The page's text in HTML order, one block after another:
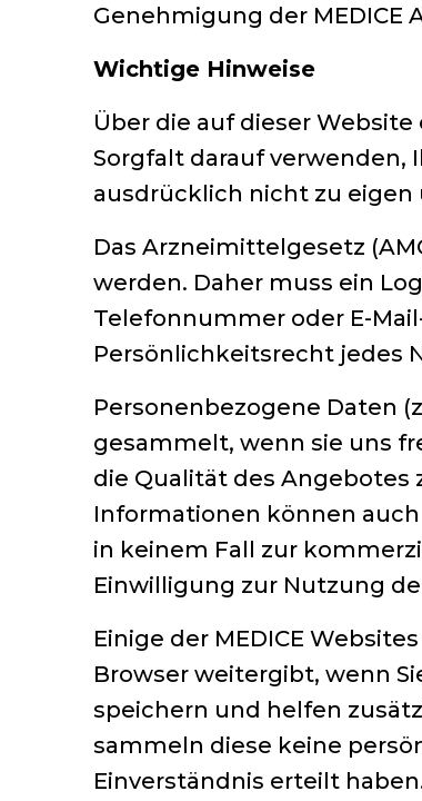
Genehmigung der MEDICE
Wichtige Hinweise
Über die auf dieser
Sorgfalt darauf verwenden,
ausdrücklich nicht zu
Das Arzneimittelgesetz
werden. Daher muss ein
Telefonnummer oder E-
Persönlichkeitsrecht jedes
Personenbezogene Daten
gesammelt, wenn sie uns
die Qualität des Angebotes
Informationen können
in keinem Fall zur
Einwilligung zur Nutzung
Einige der MEDICE
Browser weitergibt, wenn
speichern und helfen
sammeln diese keine
Einverständnis erteilt